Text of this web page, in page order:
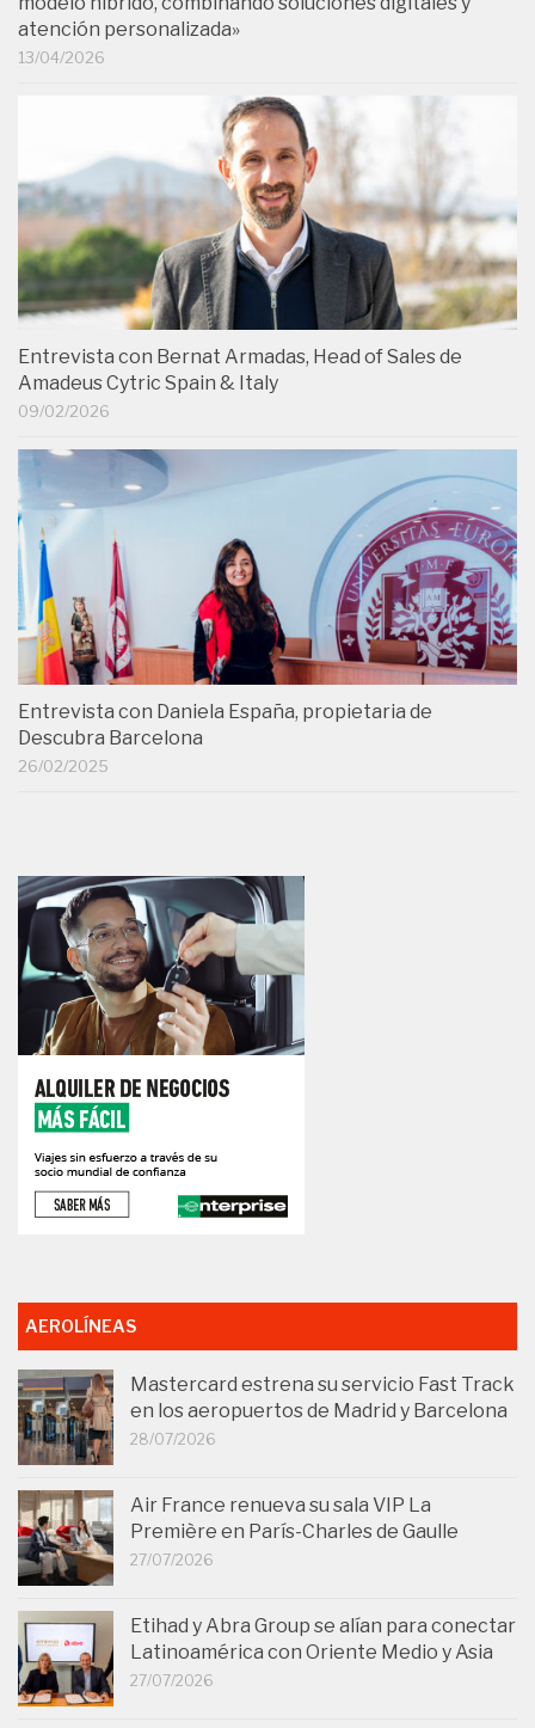
atención personalizada»
13/04/2026
Entrevista con Bernat Armadas, Head of Sales de
Amadeus Cytric Spain & Italy
09/02/2026
Entrevista con Daniela España, propietaria de
Descubra Barcelona
26/02/2025
AEROLÍNEAS
Mastercard estrena su servicio Fast Track
en los aeropuertos de Madrid y Barcelona
28/07/2026
Air France renueva su sala VIP La
Première en París-Charles de Gaulle
27/07/2026
Etihad y Abra Group se alían para conectar
Latinoamérica con Oriente Medio y Asia
27/07/2026